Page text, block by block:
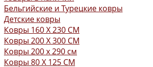
Бельгийские и Турецкие ковры
Детские ковры
Ковры 160 X 230 СМ
Ковры 200 X 300 СМ
Ковры 200 х 290 см
Ковры 80 X 125 СМ